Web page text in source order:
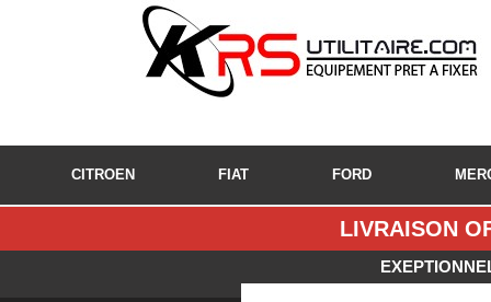
CITROEN FIAT FORD
LIVRAISON